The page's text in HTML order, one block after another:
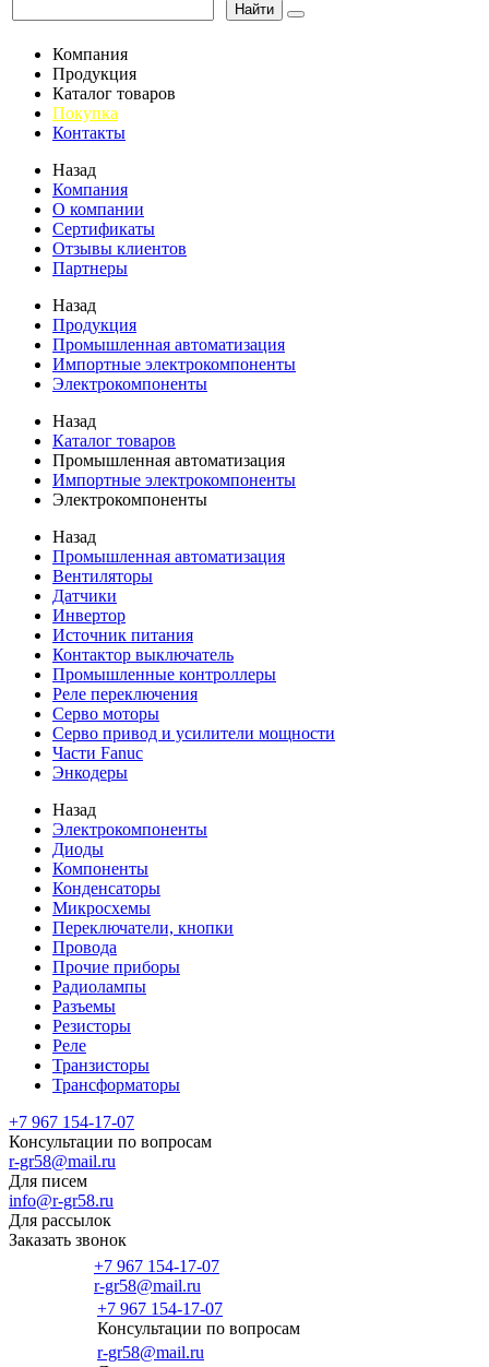
Найти
Компания
Продукция
Каталог товаров
Покупка
Контакты
Назад
Компания
О компании
Сертификаты
Отзывы клиентов
Партнеры
Назад
Продукция
Промышленная автоматизация
Импортные электрокомпоненты
Электрокомпоненты
Назад
Каталог товаров
Промышленная автоматизация
Импортные электрокомпоненты
Электрокомпоненты
Назад
Промышленная автоматизация
Вентиляторы
Датчики
Инвертор
Источник питания
Контактор выключатель
Промышленные контроллеры
Реле переключения
Серво моторы
Серво привод и усилители мощности
Части Fanuc
Энкодеры
Назад
Электрокомпоненты
Диоды
Компоненты
Конденсаторы
Микросхемы
Переключатели, кнопки
Провода
Прочие приборы
Радиолампы
Разъемы
Резисторы
Реле
Транзисторы
Трансформаторы
+7 967 154-17-07
Консультации по вопросам
r-gr58@mail.ru
Для писем
info@r-gr58.ru
Для рассылок
Заказать звонок
+7 967 154-17-07
r-gr58@mail.ru
+7 967 154-17-07
Консультации по вопросам
r-gr58@mail.ru